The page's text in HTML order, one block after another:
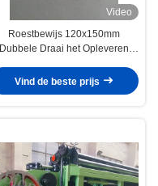
Video
Roestbewijs 120x150mm
Dubbele Draai het Opleveren
Vind de beste prijs